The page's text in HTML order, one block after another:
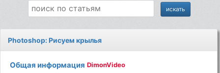
Photoshop: Рисуем крылья
Общая информация DimonVideo